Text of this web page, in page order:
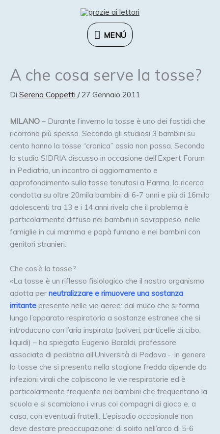
MENÚ
MENÚ
A che cosa serve la tosse?
Di Serena Coppetti / 27 Gennaio 2011
MILANO – Durante l’inverno la tosse è uno dei fastidi che
ricorrono più spesso. Secondo gli studiosi 3 bambini su
cento hanno la tosse “cronica” ossia non passa. Secondo
lo studio SIDRIA discusso in occasione dell’Expert Forum
in Pediatria, un incontro di aggiornamento e
approfondimento sulla tosse tenutosi a Parma, la ricerca
condotta su oltre 20mila bambini di 6-7 anni e più di 16mila
adolescenti tra 13 e i 14 anni rivela che il problema è
particolarmente diffuso nei bambini in sovrappeso, nelle
famiglie in cui mamma e papà fumano e nei bambini con
genitori stranieri.
Che cos’è la tosse?
«La tosse è un riflesso fisiologico che il nostro organismo
adotta per neutralizzare e rimuovere una sostanza
irritante presente nelle vie aeree: dal muco che si forma
lungo l’apparato respiratorio a sostanze estranee che si
introducono con l’aria inspirata (polveri, particelle di cibo,
liquidi) – ha spiegato Eugenio Baraldi, professore
associato di pediatria all’Università di Padova -. In genere
la tosse che si presenta nella stagione fredda dipende da
infezioni virali che colpiscono le vie respiratorie ed è
particolarmente frequente nei bambini che frequentano la
scuola e si scambiano i virus coi compagni di gioco e, a
casa, con eventuali fratelli. L’episodio occasionale non
deve destare preoccupazione: di solito nell’arco di 5-6